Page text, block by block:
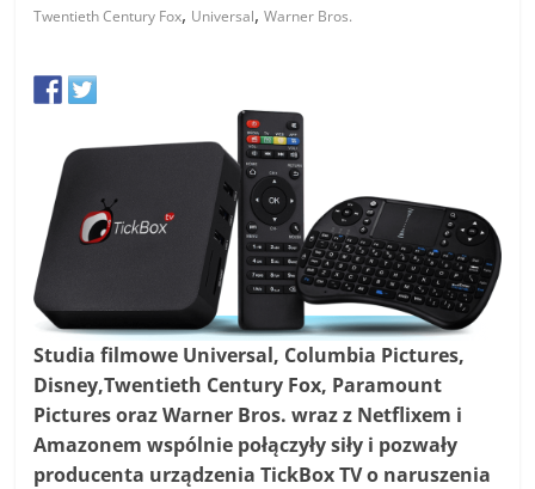
Twentieth Century Fox, Universal,Warner Bros.
Studia filmowe Universal, Columbia Pictures,
Disney,Twentieth Century Fox, Paramount
Pictures oraz Warner Bros. wraz z Netflixem i
Amazonem wspólnie połączyły siły i pozwały
producenta urządzenia TickBox TV o naruszenia